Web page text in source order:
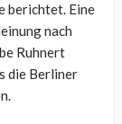
berichtet. Eine
nach
Ruhnert
die Berliner